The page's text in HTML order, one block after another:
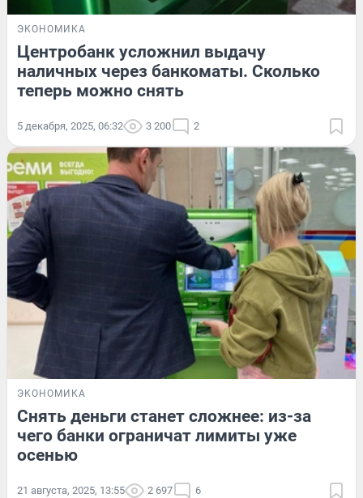
ЭКОНОМИКА
Центробанк усложнил выдачу
наличных через банкоматы. Сколько
теперь можно снять
5 декабря, 2025, 06:32 3 200 2
ЭКОНОМИКА
Снять деньги станет сложнее: из-за
чего банки ограничат лимиты уже
осенью
21 августа, 2025, 13:55 2 697 6